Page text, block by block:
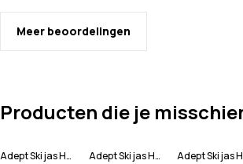
Meer beoordelingen
Producten die je
Adept Ski jas Heren
Adept Ski jas Heren